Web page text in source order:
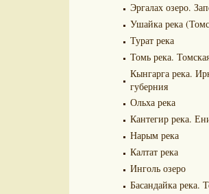
Эргалах озеро.
Ушайка река
Турат река
Томь река.
Кынгарга река.
губерния
Ольха река
Кантегир река.
Нарым река
Калтат река
Инголь озеро
Басандайка река.